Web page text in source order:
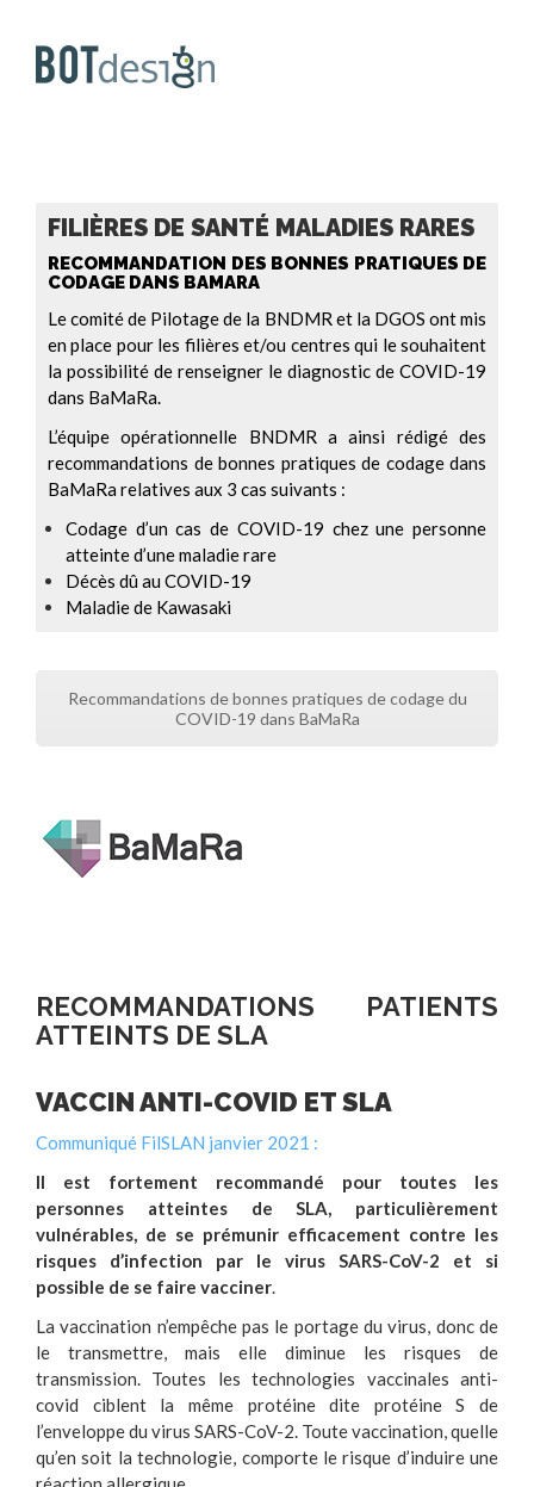
FILIÈRES DE SANTÉ MALADIES RARES
RECOMMANDATION DES BONNES PRATIQUES DE
CODAGE DANS BAMARA
Le comité de Pilotage de la BNDMR et la DGOS ont mis
en place pour les filières et/ou centres qui le souhaitent
la possibilité de renseigner le diagnostic de COVID-19
dans BaMaRa.
L’équipe opérationnelle BNDMR a ainsi rédigé des
recommandations de bonnes pratiques de codage dans
BaMaRa relatives aux 3 cas suivants :
Codage d’un cas de COVID-19 chez une personne
atteinte d’une maladie rare
Décès dû au COVID-19
Maladie de Kawasaki
Recommandations de bonnes pratiques de codage du
COVID-19 dans BaMaRa
RECOMMANDATIONS PATIENTS
ATTEINTS DE SLA
VACCIN ANTI-COVID ET SLA
Communiqué FilSLAN janvier 2021 :
Il est fortement recommandé pour toutes les
personnes atteintes de SLA, particulièrement
vulnérables, de se prémunir efficacement contre les
risques d’infection par le virus SARS-CoV-2 et si
possible de se faire vacciner.
La vaccination n’empêche pas le portage du virus, donc de
le transmettre, mais elle diminue les risques de
transmission. Toutes les technologies vaccinales anti-
covid ciblent la même protéine dite protéine S de
l’enveloppe du virus SARS-CoV-2. Toute vaccination, quelle
qu’en soit la technologie, comporte le risque d’induire une